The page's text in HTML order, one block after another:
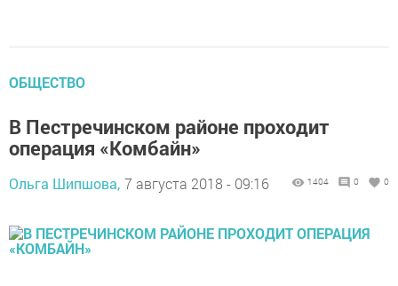
ОБЩЕСТВО
В Пестречинском районе проходит
операция «Комбайн»
Ольга Шипшова, 7 августа 2018 - 09:16 1404 0 0